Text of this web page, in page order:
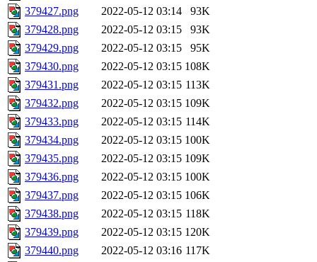
379427.png
2022-05-12 03:14
93K
379428.png
2022-05-12 03:15
93K
379429.png
2022-05-12 03:15
95K
379430.png
2022-05-12 03:15 108K
379431.png
2022-05-12 03:15 113K
379432.png
2022-05-12 03:15 109K
379433.png
2022-05-12 03:15 114K
379434.png
2022-05-12 03:15 100K
379435.png
2022-05-12 03:15 109K
379436.png
2022-05-12 03:15 100K
379437.png
2022-05-12 03:15 106K
379438.png
2022-05-12 03:15 118K
379439.png
2022-05-12 03:15 120K
379440.png
2022-05-12 03:16 117K